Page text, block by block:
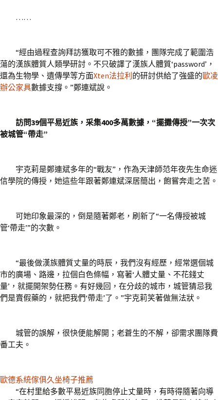
……
“經由過程查詢拜訪獲取可不雅的數據，團隊完成了範圍浩
蕩的漢族體質人類學研討。不只破譯了漢族人體質‘password’，
還為生物學、遺傳學等方面Xten法拉利 的研討供給了強盛的歐凌
辦公家具數據支撐。”鄭連斌說。
訪問39個平易近族，采集400多萬數據，“擺攤傳授”一次次
被城管“帶走”
宇克莉是鄭連斌多年的“戰友”，作為天津師范年夜先生命迷
信學院的傳授，她這些年跟著鄭連斌深居簡出，飽嘗奔走之苦。
可她印象最深的，倒是隨著鄭老，刷新了“一名傳授被城
管‘帶走’”的次數。
“最後做漢族體質丈量的時辰，我們沒有經歷，經常選個城
市的廣場、路邊，拉個白色條幅，寫著‘人體丈量、不花錢丈
量’，就擺開架勢任務。有好幾回，在分歧的城市，城管猜忌我
們是賣假藥的，就把我們‘帶走’了。”宇克莉笑著做無法狀。
城管的誤解，很快便能解開；老蒼生的不解，卻需求團隊費
番工夫。
歐德系統傢俱久坐椅子推薦
“在村里給多數平易近族同胞停止丈量時，有時得隨著向導